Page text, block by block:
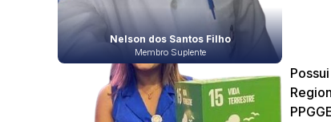
Nelson dos Santos Filho
Membro Suplente